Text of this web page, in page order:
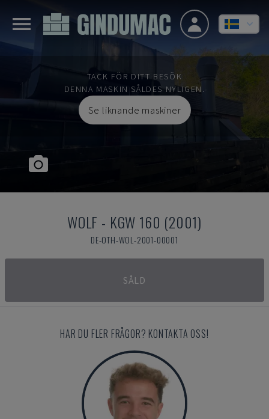
TACK FÖR DITT BESÖK
DENNA MASKIN SÅLDES NYLIGEN.
Se liknande maskiner
WOLF - KGW 160 (2001)
DE-OTH-WOL-2001-00001
SÅLD
HAR DU FLER FRÅGOR? KONTAKTA OSS!